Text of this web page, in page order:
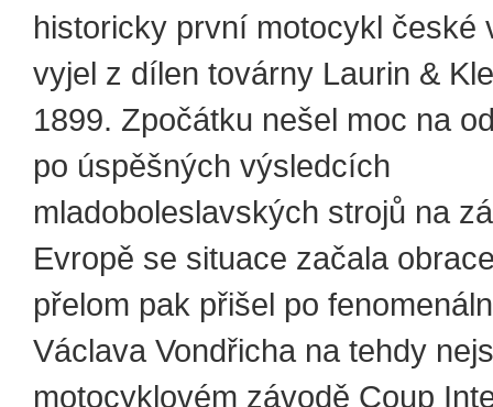
historicky první motocykl české
vyjel z dílen továrny Laurin &
1899. Zpočátku nešel moc na
po úspěšných výsledcích
mladoboleslavských strojů na
Evropě se situace začala
přelom pak přišel po
Václava Vondřicha na tehdy
motocyklovém závodě Coup